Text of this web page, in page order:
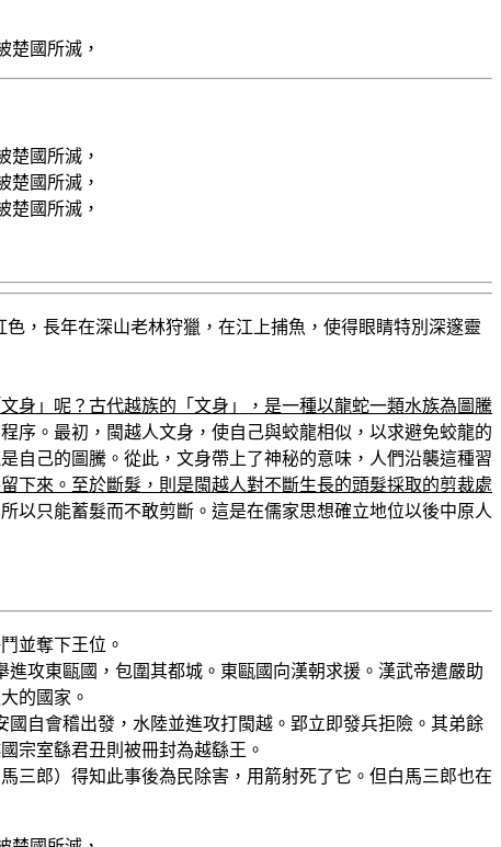
，長年在深山老林狩獵，在江上捕魚，使得眼睛特別深邃靈
身」呢？古代越族的「文身」，是一種以龍蛇一類水族為圖騰
序。最初，閩越人文身，使自己與蛟龍相似，以求避免蛟龍的
自己的圖騰。從此，文身帶上了神秘的意味，人們沿襲這種習
下來。至於斷髮，則是閩越人對不斷生長的頭髮採取的剪裁處
以只能蓄髮而不敢剪斷。這是在儒家思想確立地位以後中原人
並奪下王位。
攻東甌國，包圍其都城。東甌國向漢朝求援。漢武帝遣嚴助
的國家。
自會稽出發，水陸並進攻打閩越。郢立即發兵拒險。其弟餘
宗室繇君丑則被冊封為越繇王。
三郎）得知此事後為民除害，用箭射死了它。但白馬三郎也在